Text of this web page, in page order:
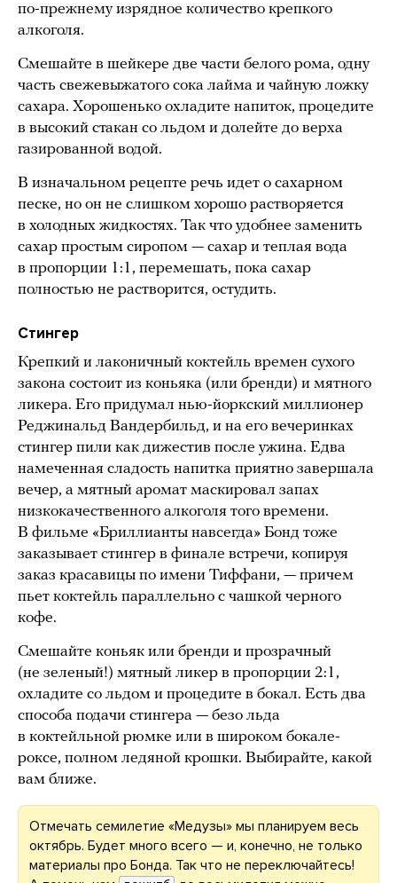
по-прежнему изрядное количество крепкого
алкоголя.
Смешайте в шейкере две части белого рома, одну
часть свежевыжатого сока лайма и чайную ложку
сахара. Хорошенько охладите напиток, процедите
в высокий стакан со льдом и долейте до верха
газированной водой.
В изначальном рецепте речь идет о сахарном
песке, но он не слишком хорошо растворяется
в холодных жидкостях. Так что удобнее заменить
сахар простым сиропом — сахар и теплая вода
в пропорции 1:1, перемешать, пока сахар
полностью не растворится, остудить.
Стингер
Крепкий и лаконичный коктейль времен сухого
закона состоит из коньяка (или бренди) и мятного
ликера. Его придумал нью-йоркский миллионер
Реджинальд Вандербильд, и на его вечеринках
стингер пили как дижестив после ужина. Едва
намеченная сладость напитка приятно завершала
вечер, а мятный аромат маскировал запах
низкокачественного алкоголя того времени.
В фильме «Бриллианты навсегда» Бонд тоже
заказывает стингер в финале встречи, копируя
заказ красавицы по имени Тиффани, — причем
пьет коктейль параллельно с чашкой черного
кофе.
Смешайте коньяк или бренди и прозрачный
(не зеленый!) мятный ликер в пропорции 2:1,
охладите со льдом и процедите в бокал. Есть два
способа подачи стингера — безо льда
в коктейльной рюмке или в широком бокале-
роксе, полном ледяной крошки. Выбирайте, какой
вам ближе.
Отмечать семилетие «Медузы» мы планируем весь
октябрь. Будет много всего — и, конечно, не только
материалы про Бонда. Так что не переключайтесь!